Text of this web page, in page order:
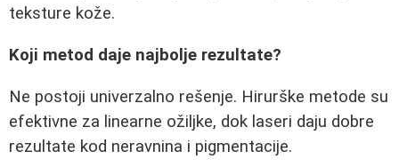
teksture kože.
Koji metod daje najbolje rezultate?
Ne postoji univerzalno rešenje. Hirurške metode su
efektivne za linearne ožiljke, dok laseri daju dobre
rezultate kod neravnina i pigmentacije.